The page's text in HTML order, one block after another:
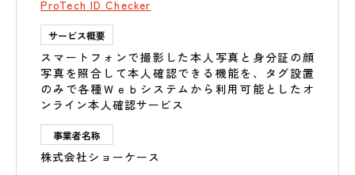
ProTech ID Checker
サービス概要
スマートフォンで撮影した本人写真と身分証の顔
写真を照合して本人確認できる機能を、タグ設置
のみで各種Ｗｅｂシステムから利用可能としたオ
ンライン本人確認サービス
事業者名称
株式会社ショーケース